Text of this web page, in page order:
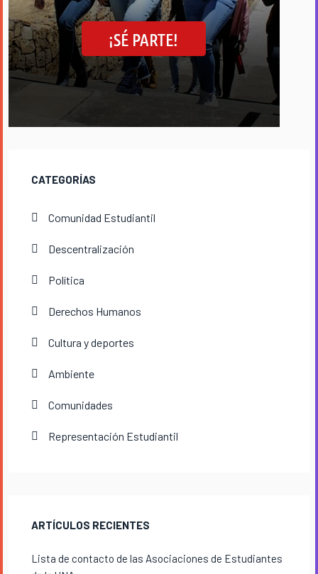
CATEGORÍAS
Comunidad Estudiantil
Descentralización
Política
Derechos Humanos
Cultura y deportes
Ambiente
Comunidades
Representación Estudiantil
ARTÍCULOS RECIENTES
Lista de contacto de las Asociaciones de Estudiantes